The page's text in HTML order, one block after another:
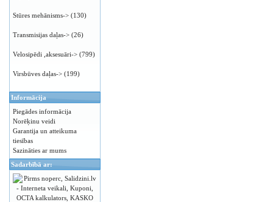
Stūres mehānisms-> (130)
Transmisijas daļas-> (26)
Velosipēdi ,aksesuāri-> (799)
Virsbūves daļas-> (199)
Informācija
Piegādes informācija
Norēķinu veidi
Garantija un atteikuma
tiesības
Sazināties ar mums
Sadarbībā ar: